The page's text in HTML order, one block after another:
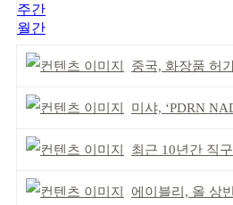
주간
월간
중국, 화장품 허가·등
미샤, ‘PDRN NAD+
최근 10년간 직구는
에이블리, 올 상반기